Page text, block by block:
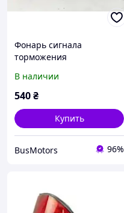
Фонарь сигнала
торможения
сигнал Opel Combo
2012-... 51821699
В наличии
540₴
Купить
BusMotors 96%